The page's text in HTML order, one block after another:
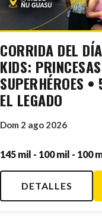
CORRIDA DEL
KIDS:
SUPERHÉROES
EL LEGADO
Dom 2 ago 2026
145 mil - 100 mil - 100
DETALLES